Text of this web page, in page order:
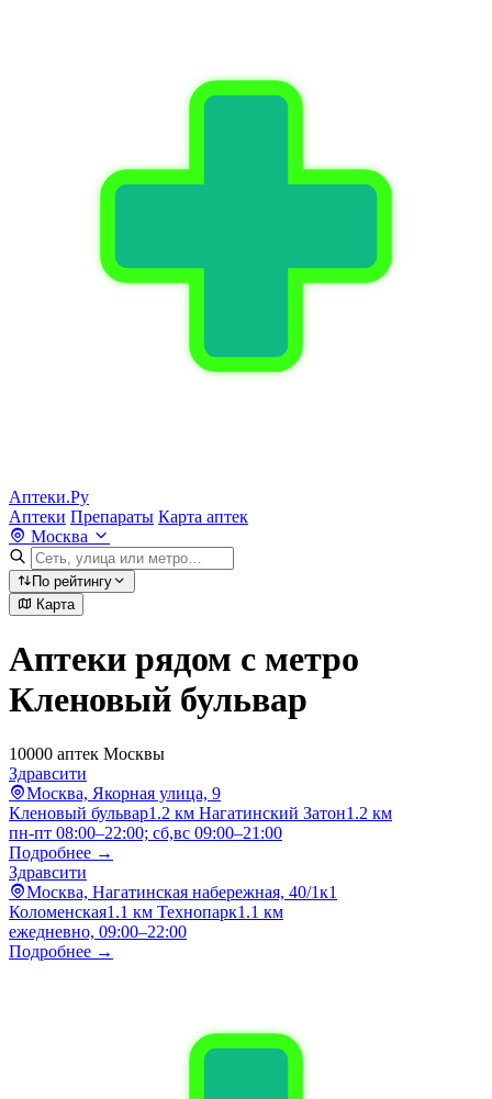
Аптеки.Ру
Аптеки Препараты Карта аптек
Москва
По рейтингу
Карта
Аптеки рядом с метро
Кленовый бульвар
10000 аптек Москвы
Здравсити
Москва, Якорная улица, 9
Кленовый бульвар1.2 км Нагатинский Затон1.2 км
пн-пт 08:00–22:00; сб,вс 09:00–21:00
Подробнее →
Здравсити
Москва, Нагатинская набережная, 40/1к1
Коломенская1.1 км Технопарк1.1 км
ежедневно, 09:00–22:00
Подробнее →